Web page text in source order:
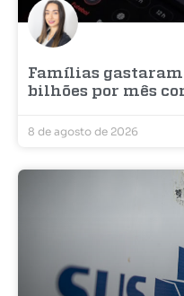
Famílias gastaram
bilhões por mês
8 de agosto de 2026